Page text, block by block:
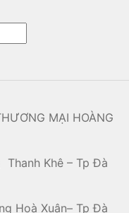
MẠI HOÀNG
Thanh Khê – Tp Đà
Hoà Xuân– Tp Đà